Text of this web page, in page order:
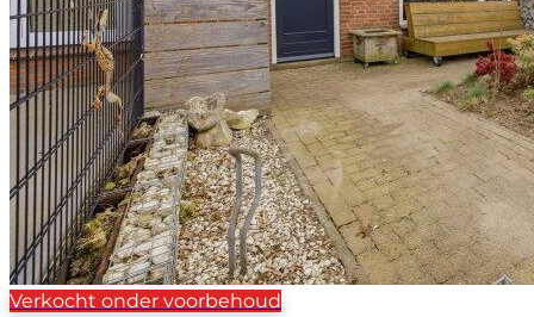
Verkocht onder voorbehoud